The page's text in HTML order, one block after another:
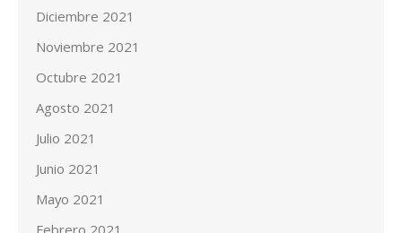
Diciembre 2021
Noviembre 2021
Octubre 2021
Agosto 2021
Julio 2021
Junio 2021
Mayo 2021